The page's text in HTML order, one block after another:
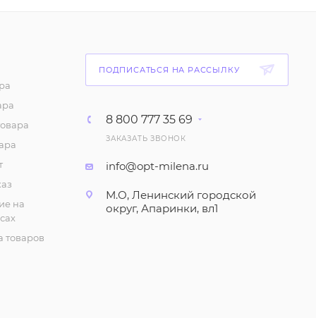
осень (р-р 42-48)
Демисезонная
(Рубашка) весна-осень
Куртка женская
на
товаров
ПОДПИСАТЬСЯ НА РАССЫЛКУ
8 800 777 35 69
ЗАКАЗАТЬ ЗВОНОК
info@opt-milena.ru
М.О, Ленинский городской
округ, Апаринки, вл1